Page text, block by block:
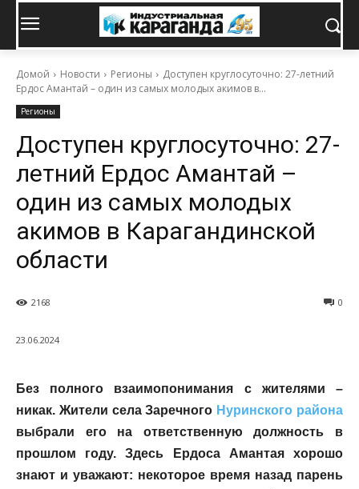
Домой Новости Регионы
Доступен круглосуточно: 27-летний
Ердос Амантай – один из самых молодых акимов в...
Регионы
Доступен круглосуточно: 27-
летний Ердос Амантай –
один из самых молодых
акимов в Карагандинской
области
0
2168
23.06.2024
Без полного взаимопонимания с жителями –
никак. Жители села Заречного Нуринского района
выбрали его на ответственную должность в
прошлом году. Здесь Ердоса Амантая хорошо
знают и уважают: некоторое время назад парень